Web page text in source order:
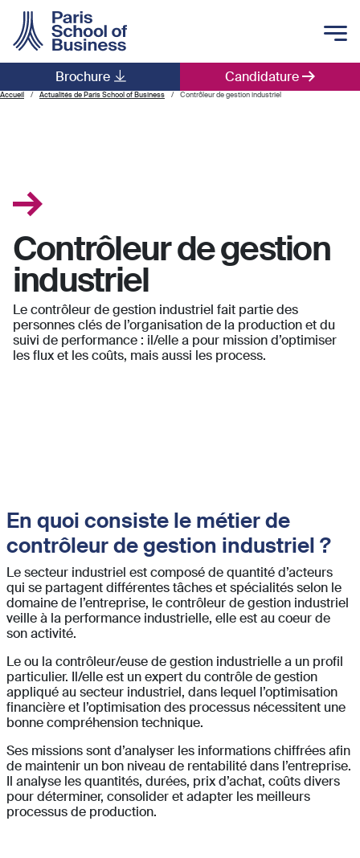
Candidature
Brochure
Main navigation
Accueil Actualités de Paris School of Business Contrôleur de gestion industriel
Contrôleur de gestion
industriel
Le contrôleur de gestion industriel fait partie des
personnes clés de l’organisation de la production et du
suivi de performance : il/elle a pour mission d’optimiser
les flux et les coûts, mais aussi les process.
En quoi consiste le métier de
contrôleur de gestion industriel ?
Le secteur industriel est composé de quantité d’acteurs
qui se partagent différentes tâches et spécialités selon le
domaine de l’entreprise, le contrôleur de gestion industriel
veille à la performance industrielle, elle est au coeur de
son activité.
Le ou la contrôleur/euse de gestion industrielle a un profil
particulier. Il/elle est un expert du contrôle de gestion
appliqué au secteur industriel, dans lequel l’optimisation
financière et l’optimisation des processus nécessitent une
bonne compréhension technique.
Ses missions sont d’analyser les informations chiffrées afin
de maintenir un bon niveau de rentabilité dans l’entreprise.
Il analyse les quantités, durées, prix d’achat, coûts divers
pour déterminer, consolider et adapter les meilleurs
processus de production.